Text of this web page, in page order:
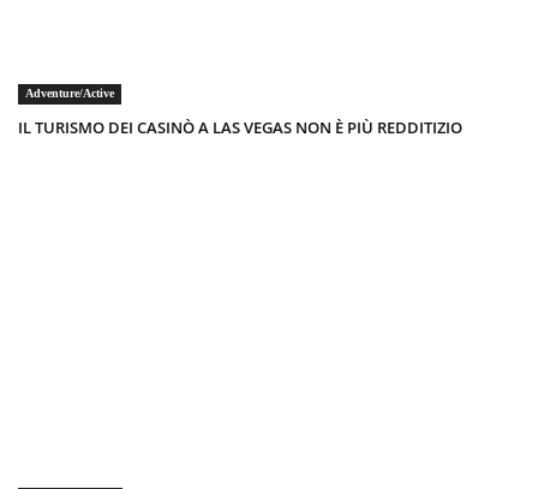
Adventure/Active
IL TURISMO DEI CASINÒ A LAS VEGAS NON È PIÙ REDDITIZIO